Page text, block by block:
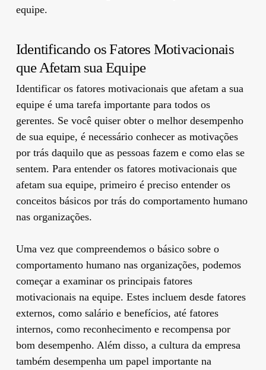
equipe.
Identificando os Fatores Motivacionais
que Afetam sua Equipe
Identificar os fatores motivacionais que afetam a sua
equipe é uma tarefa importante para todos os
gerentes. Se você quiser obter o melhor desempenho
de sua equipe, é necessário conhecer as motivações
por trás daquilo que as pessoas fazem e como elas se
sentem. Para entender os fatores motivacionais que
afetam sua equipe, primeiro é preciso entender os
conceitos básicos por trás do comportamento humano
nas organizações.
Uma vez que compreendemos o básico sobre o
comportamento humano nas organizações, podemos
começar a examinar os principais fatores
motivacionais na equipe. Estes incluem desde fatores
externos, como salário e benefícios, até fatores
internos, como reconhecimento e recompensa por
bom desempenho. Além disso, a cultura da empresa
também desempenha um papel importante na